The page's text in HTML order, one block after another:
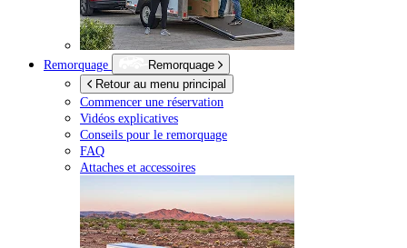
Remorquage
Remorquage
Retour au menu principal
Commencer une réservation
Vidéos explicatives
Conseils pour le remorquage
FAQ
Attaches et accessoires